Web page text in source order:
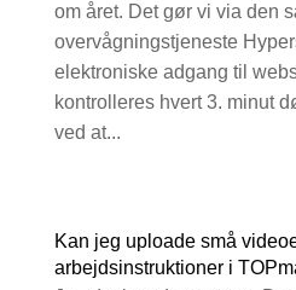
om året. Det gør vi via den
overvågningstjeneste
elektroniske adgang til
kontrolleres hvert 3. minut
ved at...
Kan jeg uploade små
arbejdsinstruktioner i